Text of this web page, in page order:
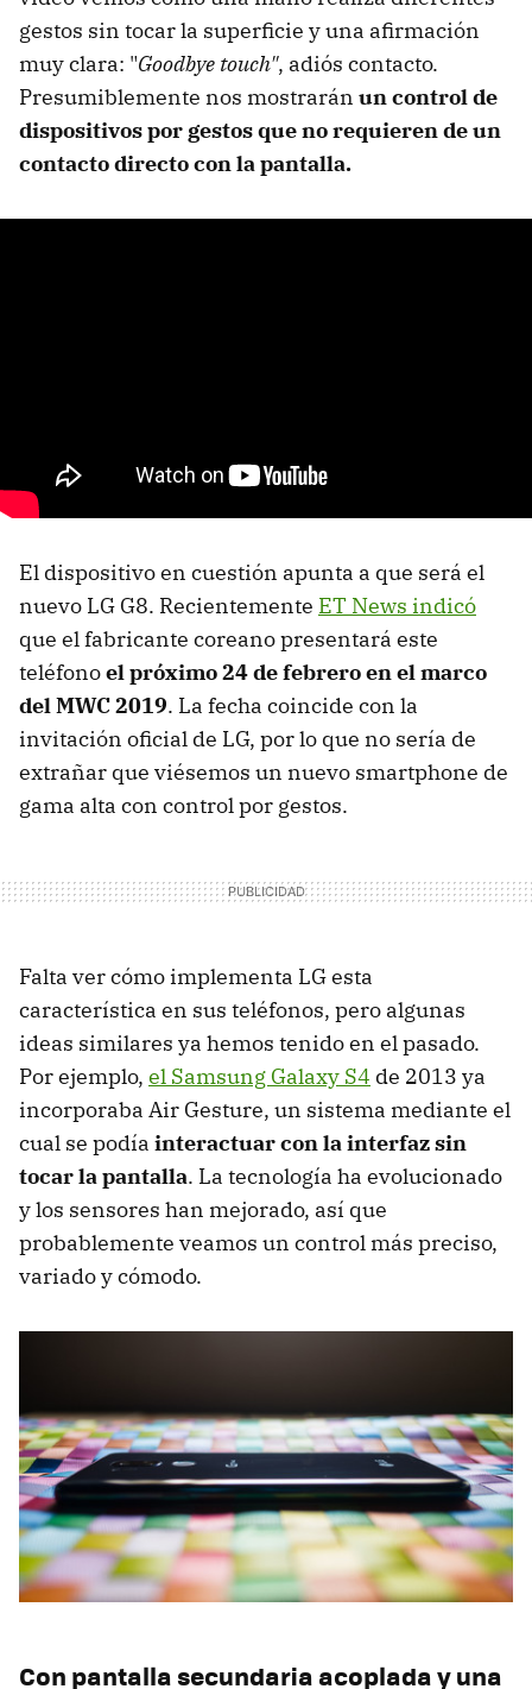
gestos sin tocar la superficie y una afirmación
muy clara: "Goodbye touch", adiós contacto.
Presumiblemente nos mostrarán un control de
dispositivos por gestos que no requieren de un
contacto directo con la pantalla.
El dispositivo en cuestión apunta a que será el
nuevo LG G8. Recientemente ET News indicó
que el fabricante coreano presentará este
teléfonoel próximo 24 de febrero en el marco
del MWC 2019. La fecha coincide con la
invitación oficial de LG, por lo que no sería de
extrañar que viésemos un nuevo smartphone de
gama alta con control por gestos.
Falta ver cómo implementa LG esta
característica en sus teléfonos, pero algunas
ideas similares ya hemos tenido en el pasado.
Por ejemplo, el Samsung Galaxy S4 de 2013 ya
incorporaba Air Gesture, un sistema mediante el
cual se podía interactuar con la interfaz sin
tocar la pantalla. La tecnología ha evolucionado
y los sensores han mejorado, así que
probablemente veamos un control más preciso,
variado y cómodo.
Con pantalla secundaria acoplada y una